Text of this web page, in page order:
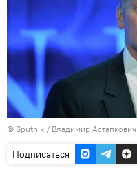
© Sputnik / Владимир Астапкович
Подписаться